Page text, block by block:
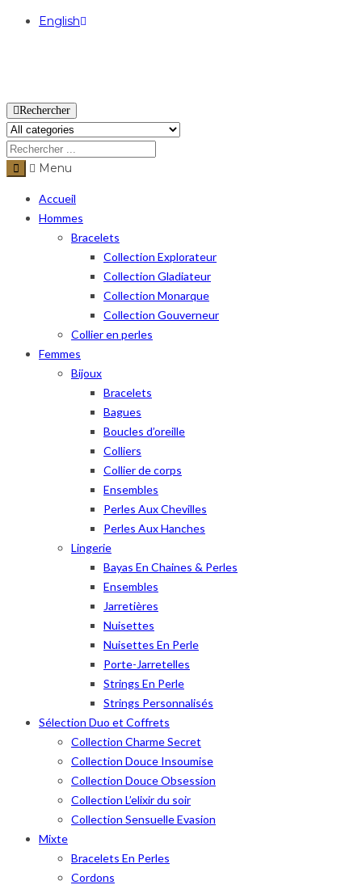
English
Rechercher
Menu
Accueil
Hommes
Bracelets
Collection Explorateur
Collection Gladiateur
Collection Monarque
Collection Gouverneur
Collier en perles
Femmes
Bijoux
Bracelets
Bagues
Boucles d’oreille
Colliers
Collier de corps
Ensembles
Perles Aux Chevilles
Perles Aux Hanches
Lingerie
Bayas En Chaines & Perles
Ensembles
Jarretières
Nuisettes
Nuisettes En Perle
Porte-Jarretelles
Strings En Perle
Strings Personnalisés
Sélection Duo et Coffrets
Collection Charme Secret
Collection Douce Insoumise
Collection Douce Obsession
Collection L’elixir du soir
Collection Sensuelle Evasion
Mixte
Bracelets En Perles
Cordons